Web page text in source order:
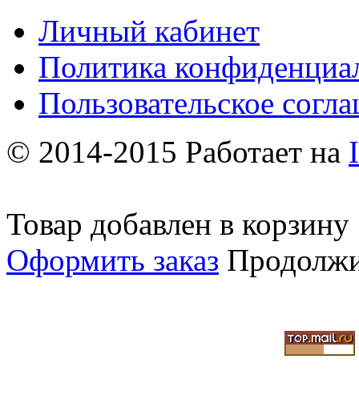
Личный кабинет
Политика
Пользовательское
© 2014-2015 Работает на
Товар добавлен в корзину
Оформить заказ